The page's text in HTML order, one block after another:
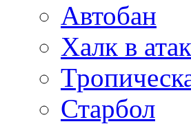
Автобан
Халк в
Старбол